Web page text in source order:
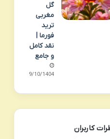
گل
مغربی
ترید
فورما |
نقد کامل
و جامع
09/10/1404
کاربران